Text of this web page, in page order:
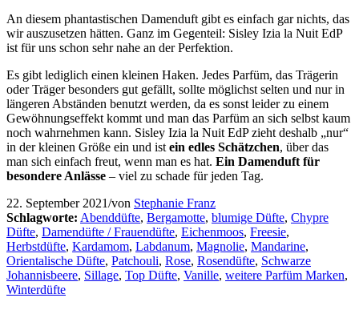
An diesem phantastischen Damenduft gibt es einfach gar nichts, das
wir auszusetzen hätten. Ganz im Gegenteil: Sisley Izia la Nuit EdP
ist für uns schon sehr nahe an der Perfektion.
Es gibt lediglich einen kleinen Haken. Jedes Parfüm, das Trägerin
oder Träger besonders gut gefällt, sollte möglichst selten und nur in
längeren Abständen benutzt werden, da es sonst leider zu einem
Gewöhnungseffekt kommt und man das Parfüm an sich selbst kaum
noch wahrnehmen kann. Sisley Izia la Nuit EdP zieht deshalb „nur“
in der kleinen Größe ein und istein edles Schätzchen, über das
man sich einfach freut, wenn man es hat. Ein Damenduft für
besondere Anlässe – viel zu schade für jeden Tag.
22. September 2021/von Stephanie Franz
Schlagworte: Abenddüfte, Bergamotte, blumige Düfte, Chypre
Düfte, Damendüfte / Frauendüfte, Eichenmoos, Freesie,
Herbstdüfte, Kardamom, Labdanum, Magnolie, Mandarine,
Orientalische Düfte, Patchouli, Rose, Rosendüfte, Schwarze
Johannisbeere, Sillage, Top Düfte, Vanille, weitere Parfüm Marken,
Winterdüfte